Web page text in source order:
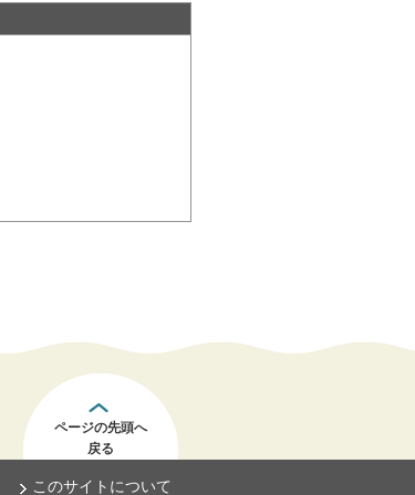
ページの先頭へ
戻る
このサイトについて